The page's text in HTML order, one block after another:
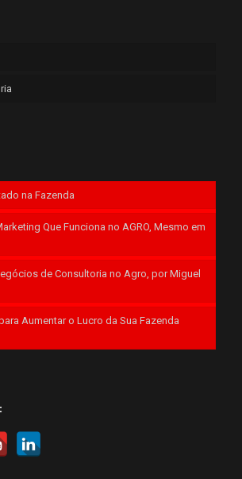
na Fazenda
Que Funciona no AGRO, Mesmo em
de Consultoria no Agro, por Miguel
Aumentar o Lucro da Sua Fazenda